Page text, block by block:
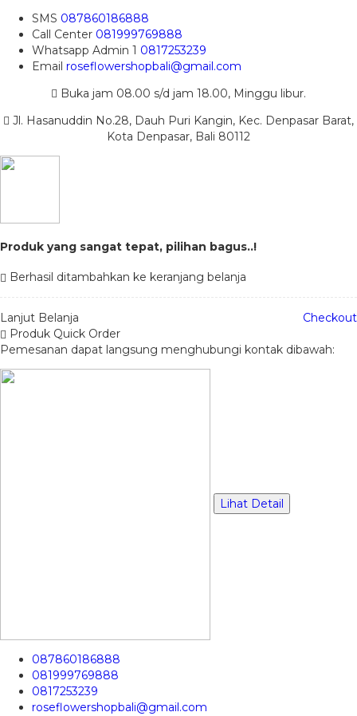
SMS 087860186888
Call Center 081999769888
Whatsapp Admin 1 0817253239
Email roseflowershopbali@gmail.com
Buka jam 08.00 s/d jam 18.00, Minggu libur.
Jl. Hasanuddin No.28, Dauh Puri Kangin, Kec. Denpasar Barat,
Kota Denpasar, Bali 80112
Produk yang sangat tepat, pilihan bagus..!
Berhasil ditambahkan ke keranjang belanja
Lanjut Belanja
Checkout
Produk Quick Order
Pemesanan dapat langsung menghubungi kontak dibawah:
Lihat Detail
087860186888
081999769888
0817253239
roseflowershopbali@gmail.com